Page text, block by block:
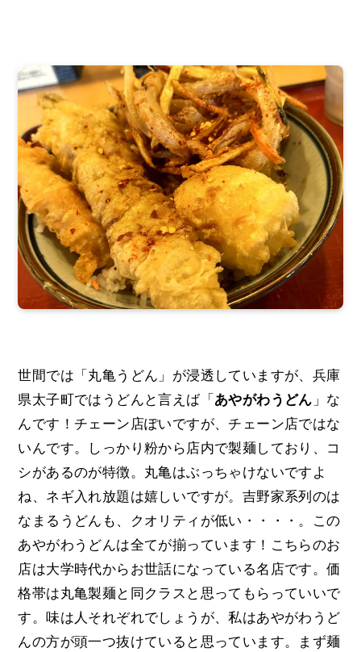
世間では「丸亀うどん」が浸透していますが、兵庫
県太子町ではうどんと言えば「 あやがわうどん 」な
んです！チェーン店ぽいですが、チェーン店ではな
いんです。しっかり粉から店内で製麺しており、コ
シがあるのが特徴。丸亀はぶっちゃけないですよ
ね、ネギ入れ放題は嬉しいですが。吉野家系列のは
なまるうどんも、クオリティが低い・・・・。この
あやがわうどんは全てが揃っています！こちらのお
店は大学時代からお世話になっている名店です。価
格帯は丸亀製麺と同クラスと思ってもらっていいで
す。味は人それぞれでしょうが、私はあやがわうど
んの方が頭一つ抜けていると思っています。まず麺